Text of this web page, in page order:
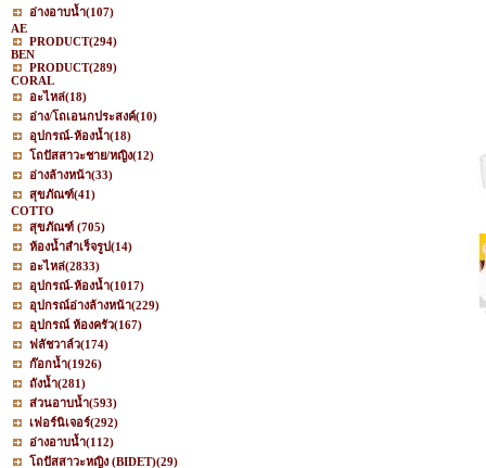
อ่างอาบน้ำ(107)
AE
PRODUCT(294)
BEN
PRODUCT(289)
CORAL
อะไหล่(18)
อ่าง/โถเอนกประสงค์(10)
อุปกรณ์-ห้องน้ำ(18)
โถปัสสาวะชาย/หญิง(12)
อ่างล้างหน้า(33)
สุขภัณฑ์(41)
COTTO
สุขภัณฑ์ (705)
ห้องน้ำสำเร็จรูป(14)
อะไหล่(2833)
อุปกรณ์-ห้องน้ำ(1017)
อุปกรณ์อ่างล้างหน้า(229)
อุปกรณ์ ห้องครัว(167)
ฟลัชวาล์ว(174)
ก๊อกน้ำ(1926)
ถังน้ำ(281)
ส่วนอาบน้ำ(593)
เฟอร์นิเจอร์(292)
อ่างอาบน้ำ(112)
โถปัสสาวะหญิง (BIDET)(29)